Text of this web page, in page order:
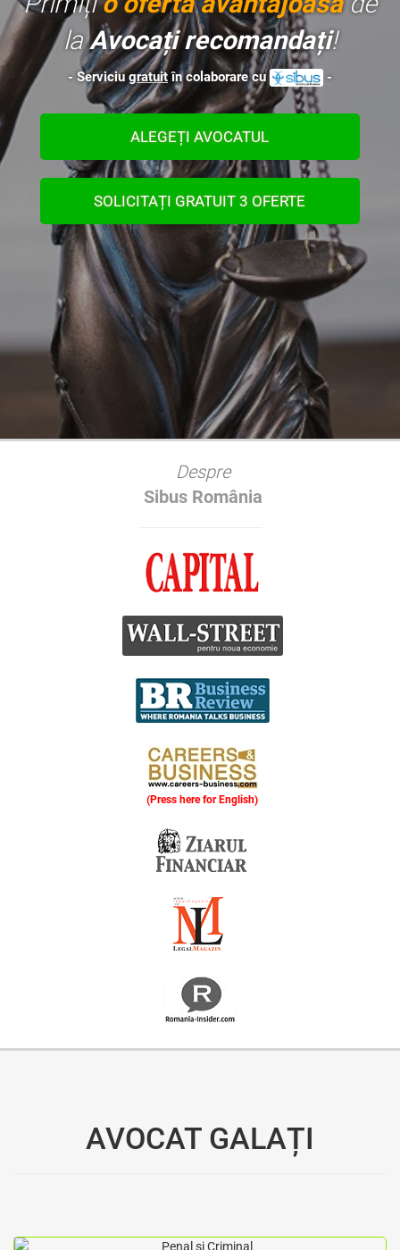
laAvocați recomandați!
- Serviciugratuitîn colaborare cu -
ALEGEȚI AVOCATUL
SOLICITAȚI GRATUIT 3 OFERTE
Despre
Sibus România
(Press here for English)
AVOCAT GALAȚI